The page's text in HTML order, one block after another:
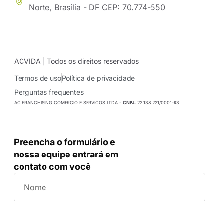
Norte, Brasília - DF CEP: 70.774-550
ACVIDA | Todos os direitos reservados
Termos de usoPolítica de privacidade
Perguntas frequentes
AC FRANCHISING COMERCIO E SERVICOS LTDA - CNPJ: 22.138.221/0001-63
Preencha o formulário e
nossa equipe entrará em
contato com você